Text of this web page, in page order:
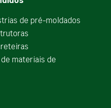
de pré-moldados
materiais de